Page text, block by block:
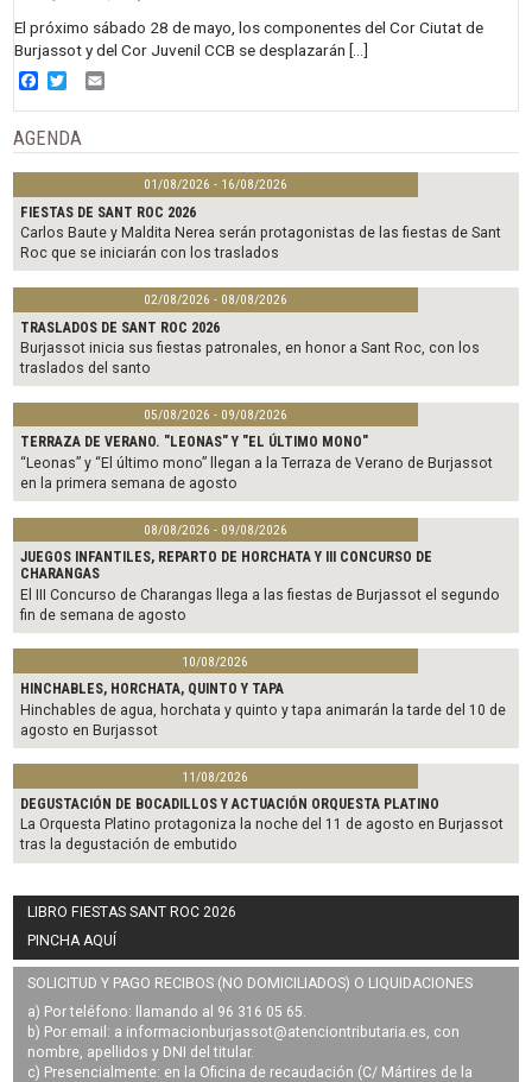
El próximo sábado 28 de mayo, los componentes del Cor Ciutat de
Burjassot y del Cor Juvenil CCB se desplazarán […]
Facebook
Twitter
AGENDA
01/08/2026 - 16/08/2026
FIESTAS DE SANT ROC 2026
Carlos Baute y Maldita Nerea serán protagonistas de las fiestas de Sant
Roc que se iniciarán con los traslados
02/08/2026 - 08/08/2026
TRASLADOS DE SANT ROC 2026
Burjassot inicia sus fiestas patronales, en honor a Sant Roc, con los
traslados del santo
05/08/2026 - 09/08/2026
TERRAZA DE VERANO. "LEONAS" Y "EL ÚLTIMO MONO"
“Leonas” y “El último mono” llegan a la Terraza de Verano de Burjassot
en la primera semana de agosto
08/08/2026 - 09/08/2026
JUEGOS INFANTILES, REPARTO DE HORCHATA Y III CONCURSO DE
CHARANGAS
El III Concurso de Charangas llega a las fiestas de Burjassot el segundo
fin de semana de agosto
10/08/2026
HINCHABLES, HORCHATA, QUINTO Y TAPA
Hinchables de agua, horchata y quinto y tapa animarán la tarde del 10 de
agosto en Burjassot
11/08/2026
DEGUSTACIÓN DE BOCADILLOS Y ACTUACIÓN ORQUESTA PLATINO
La Orquesta Platino protagoniza la noche del 11 de agosto en Burjassot
tras la degustación de embutido
LIBRO FIESTAS SANT ROC 2026
PINCHA AQUÍ
SOLICITUD Y PAGO RECIBOS (NO DOMICILIADOS) O LIQUIDACIONES
a) Por teléfono: llamando al 96 316 05 65.
b) Por email: a informacionburjassot@atenciontributaria.es, con
nombre, apellidos y DNI del titular.
c) Presencialmente: en la Oficina de recaudación (C/ Mártires de la